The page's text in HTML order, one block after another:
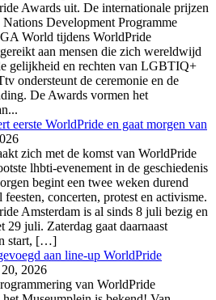
Awards uit. De internationale prijzen
Development Programme
World tijdens WorldPride
aan mensen die zich wereldwijd
gelijkheid en rechten van LGBTIQ+
ondersteunt de ceremonie en de
De Awards vormen het
eerste WorldPride en gaat morgen van
zich met de komst van WorldPride
lhbti-evenement in de geschiedenis
begint een twee weken durend
concerten, protest en activisme.
Amsterdam is al sinds 8 juli bezig en
29 juli. Zaterdag gaat daarnaast
start, […]
aan line-up WorldPride
2026
van WorldPride